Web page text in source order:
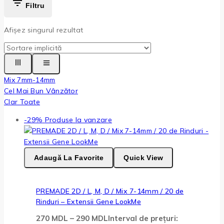
Filtru
Afișez singurul rezultat
Mix 7mm-14mm
Cel Mai Bun Vânzător
Clar Toate
-29% Produse la vanzare
Adaugă La Favorite Quick View
PREMADE 2D / L, M, D / Mix 7-14mm / 20 de
Rinduri – Extensii Gene LookMe
270 MDL – 290 MDLInterval de prețuri: